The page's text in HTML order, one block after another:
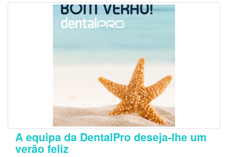
A equipa da DentalPro deseja-lhe um
verão feliz